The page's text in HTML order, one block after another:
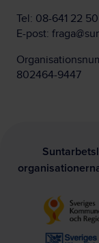
Tel: 08-641 22 50
E-post:
802464-9447